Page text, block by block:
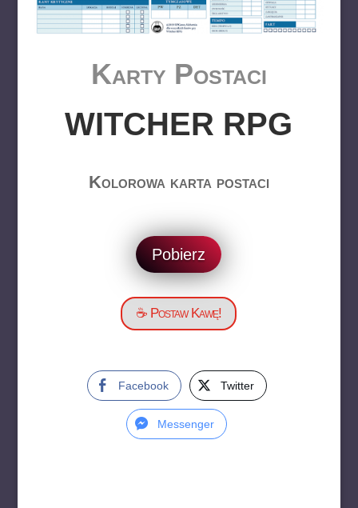
Karty Postaci
WITCHER RPG
Kolorowa karta postaci
Pobierz
☕ Postaw Kawę!
Facebook Twitter
Messenger